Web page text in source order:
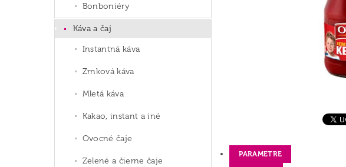
Bonboniéry
Káva a čaj
Instantná káva
Zrnková káva
Mletá káva
Kakao, instant a iné
Ovocné čaje
Zelené a čierne čaje
PARAMETRE